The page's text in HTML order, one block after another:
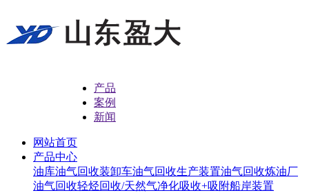
产品
案例
新闻
网站首页
产品中心
油库油气回收装卸车油气回收生产装置油气回收炼油厂
油气回收轻烃回收/天然气净化吸收+吸附船岸装置